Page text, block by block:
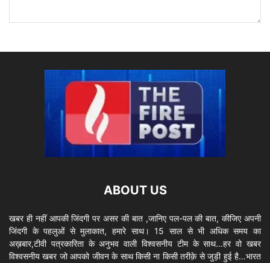
ABOUT US
खबर ही नहीं आपकी जिंदगी पर असर की बात ,जानिए पल-पल की बात, कीजिए अपनी
जिंदगी के पहलुओं से मुलाकात, हमारे साथ। 15 साल से भी अधिक समय का
अख़बार,टीवी पत्रकारिता के अनुभव वाली विश्वसनीय टीम के साथ…हर वो खबर
विश्वसनीय खबर जो आपको जीवन के साथ किसी ना किसी तरीक़े से जुड़ी हुई है…भारत